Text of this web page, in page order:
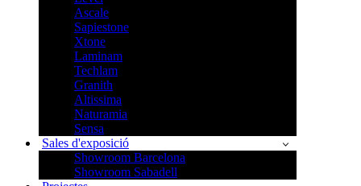
Ascale
Sapiestone
Xtone
Laminam
Techlam
Granith
Altissima
Naturamia
Sensa
Sales d'exposició
Showroom Barcelona
Showroom Sabadell